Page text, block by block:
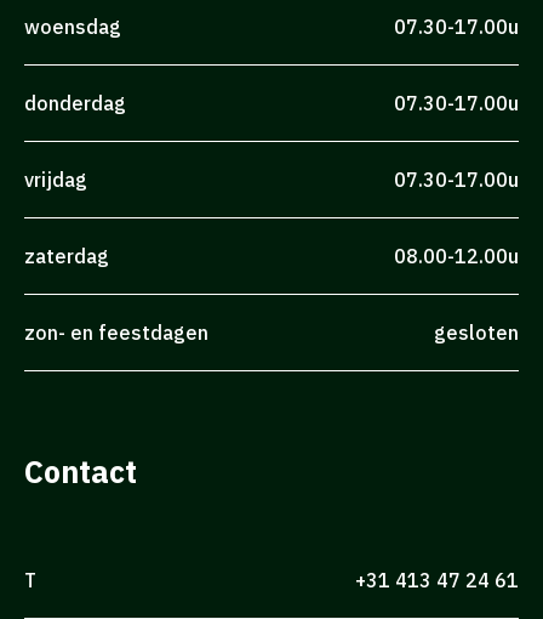
woensdag 07.30-17.00u
donderdag 07.30-17.00u
vrijdag 07.30-17.00u
zaterdag 08.00-12.00u
zon- en feestdagen gesloten
Contact
T +31 413 47 24 61